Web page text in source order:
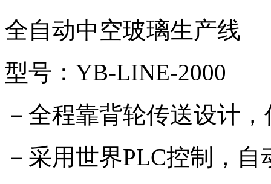
全自动中空玻璃生产线
型号：YB-LINE-2000
－全程靠背轮传送设计
－采用世界PLC控制，